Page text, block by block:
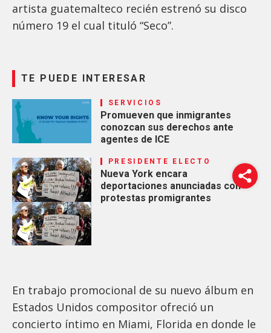
artista guatemalteco recién estrenó su disco
número 19 el cual tituló “Seco”.
TE PUEDE INTERESAR
SERVICIOS
Promueven que inmigrantes
conozcan sus derechos ante
agentes de ICE
PRESIDENTE ELECTO
Nueva York encara
deportaciones anunciadas con
protestas promigrantes
En trabajo promocional de su nuevo álbum en
Estados Unidos compositor ofreció un
concierto íntimo en Miami, Florida en donde le